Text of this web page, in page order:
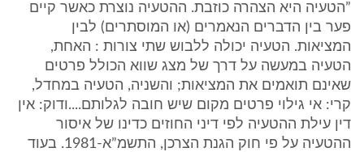
”הטעיה היא הצהרה כוזבת. ההטעיה נוצרת כאשר קיים
פער בין הדברים הנאמרים (או המוסתרים) לבין
המציאות. הטעיה יכולה ללבוש שתי צורות : האחת,
הטעיה במעשה על דרך של מצג שווא הכולל פרטים
שאינם תואמים את המציאות; והשניה, הטעיה במחדל,
קרי: אי גילוי פרטים מקום שיש חובה לגלותם....ודוק: אין
דין עילת ההטעיה לפי דיני החוזים כדינו של איסור
ההטעיה על פי חוק הגנת הצרכן, התשמ”א-1981. בעוד